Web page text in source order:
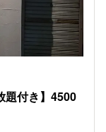
題付き】4500